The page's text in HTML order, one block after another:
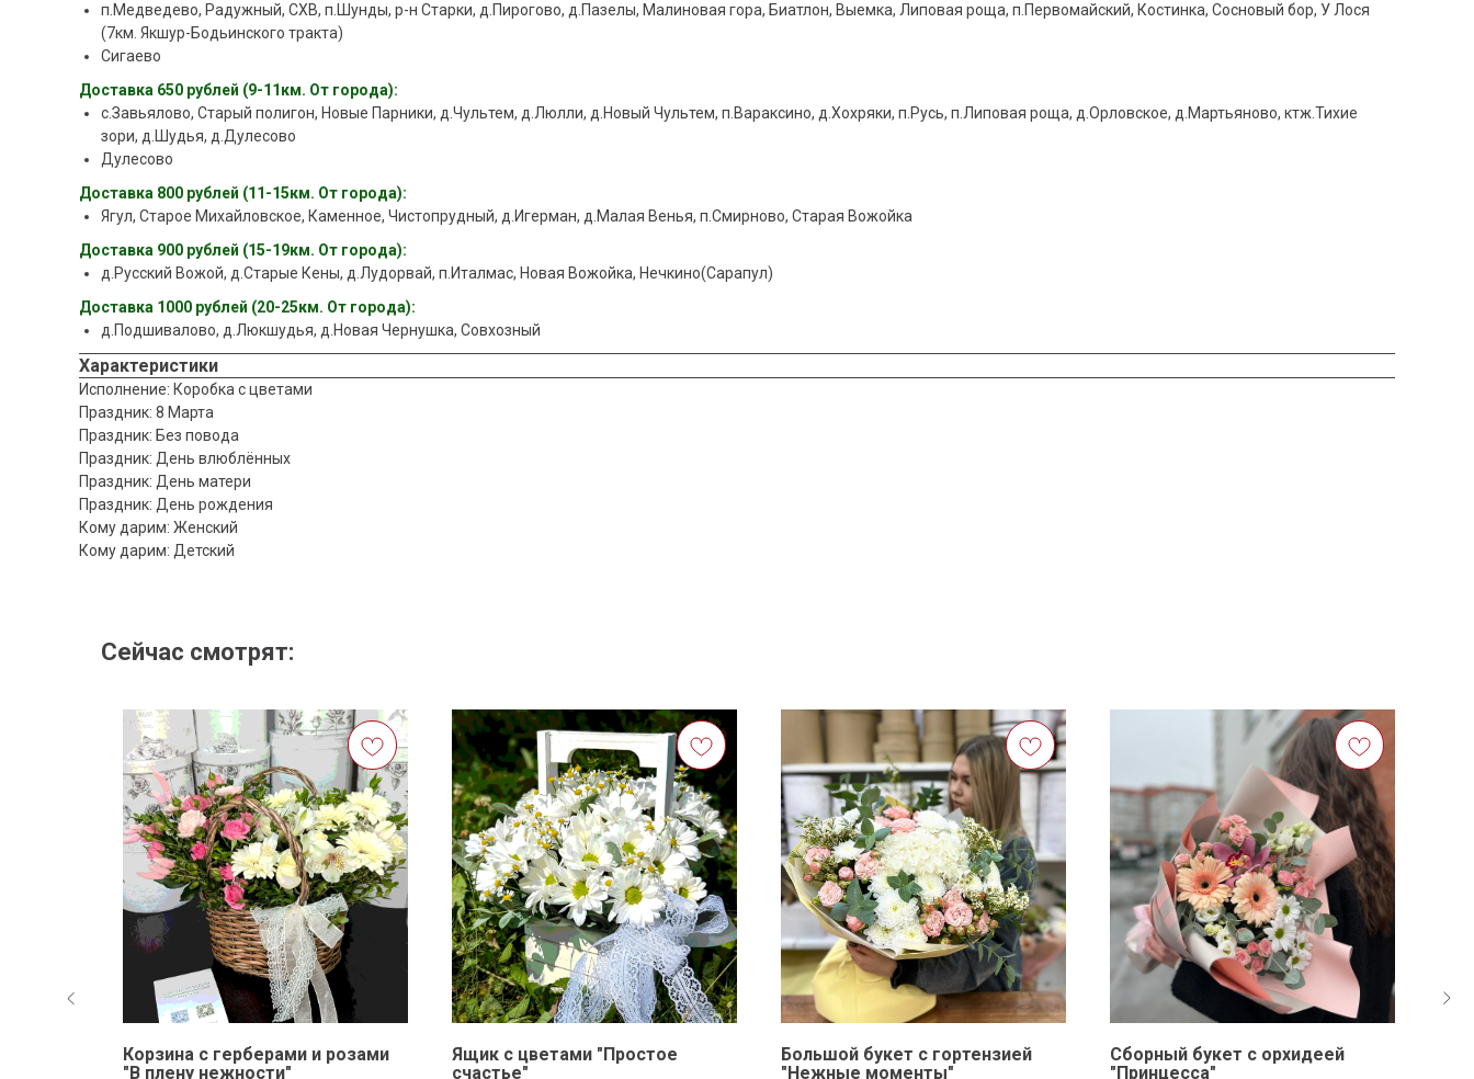
п.Медведево, Радужный, СХВ, п.Шунды, р-н Старки, д.Пирогово, д.Пазелы, Малиновая гора, Биатлон, Выемка, Липовая роща, п.Первомайский, Костинка, Сосновый бор, У Лося
(7км. Якшур-Бодьинского тракта)
Сигаево
Доставка 650 рублей (9-11км. От города):
с.Завьялово, Старый полигон, Новые Парники, д.Чультем, д.Люлли, д.Новый Чультем, п.Вараксино, д.Хохряки, п.Русь, п.Липовая роща, д.Орловское, д.Мартьяново, ктж.Тихие
зори, д.Шудья, д.Дулесово
Дулесово
Доставка 800 рублей (11-15км. От города):
Ягул, Старое Михайловское, Каменное, Чистопрудный, д.Игерман, д.Малая Венья, п.Смирново, Старая Вожойка
Доставка 900 рублей (15-19км. От города):
д.Русский Вожой, д.Старые Кены, д.Лудорвай, п.Италмас, Новая Вожойка, Нечкино(Сарапул)
Доставка 1000 рублей (20-25км. От города):
д.Подшивалово, д.Люкшудья, д.Новая Чернушка, Совхозный
Характеристики
Исполнение: Коробка с цветами
Праздник: 8 Марта
Праздник: Без повода
Праздник: День влюблённых
Праздник: День матери
Праздник: День рождения
Кому дарим: Женский
Кому дарим: Детский
Сейчас смотрят:
Корзина с герберами и розами
"В плену нежности"
Ящик с цветами "Простое
счастье"
Большой букет с гортензией
"Нежные моменты"
Сборный букет с орхидеей
"Принцесса"